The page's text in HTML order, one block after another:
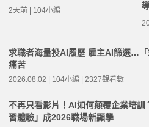
2天前 | 104小編
求職者海量投AI履歷 雇主AI篩選…
痛苦
2026.08.02 | 104小編 | 2327觀看數
不再只看影片！AI如何顛覆企業培訓
習體驗」成2026職場新顯學